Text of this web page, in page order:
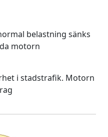
belastning sänks
motorn
i stadstrafik. Motorn